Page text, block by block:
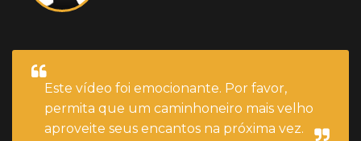
Este vídeo foi emocionante. Por favor,
permita que um caminhoneiro mais velho
aproveite seus encantos na próxima vez.